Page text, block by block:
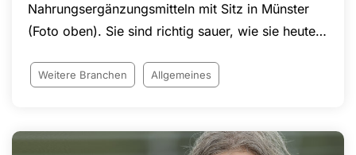
Nahrungsergänzungsmitteln mit Sitz in Münster
(Foto oben). Sie sind richtig sauer, wie sie heute
deutlich gemacht haben. „Bei Sanotact steht die
Denkbärchen und andere beliebte Sanotact-
Weitere Branchen Allgemeines